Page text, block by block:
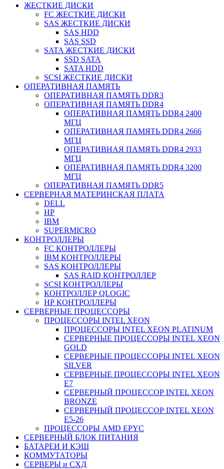
ЖЕСТКИЕ ДИСКИ
FC ЖЕСТКИЕ ДИСКИ
SAS ЖЕСТКИЕ ДИСКИ
SAS HDD
SAS SSD
SATA ЖЕСТКИЕ ДИСКИ
SSD SATA
SATA HDD
SCSI ЖЕСТКИЕ ДИСКИ
ОПЕРАТИВНАЯ ПАМЯТЬ
ОПЕРАТИВНАЯ ПАМЯТЬ DDR3
ОПЕРАТИВНАЯ ПАМЯТЬ DDR4
ОПЕРАТИВНАЯ ПАМЯТЬ DDR4 2400
МГЦ
ОПЕРАТИВНАЯ ПАМЯТЬ DDR4 2666
МГЦ
ОПЕРАТИВНАЯ ПАМЯТЬ DDR4 2933
МГЦ
ОПЕРАТИВНАЯ ПАМЯТЬ DDR4 3200
МГЦ
ОПЕРАТИВНАЯ ПАМЯТЬ DDR5
СЕРВЕРНАЯ МАТЕРИНСКАЯ ПЛАТА
DELL
HP
IBM
SUPERMICRO
КОНТРОЛЛЕРЫ
FC КОНТРОЛЛЕРЫ
IBM КОНТРОЛЛЕРЫ
SAS КОНТРОЛЛЕРЫ
SAS RAID КОНТРОЛЛЕР
SCSI КОНТРОЛЛЕРЫ
КОНТРОЛЛЕР QLOGIC
НР КОНТРОЛЛЕРЫ
СЕРВЕРНЫЕ ПРОЦЕССОРЫ
ПРОЦЕССОРЫ INTEL XEON
ПРОЦЕССОРЫ INTEL XEON PLATINUM
СЕРВЕРНЫЕ ПРОЦЕССОРЫ INTEL XEON
GOLD
СЕРВЕРНЫЕ ПРОЦЕССОРЫ INTEL XEON
SILVER
СЕРВЕРНЫЕ ПРОЦЕССОРЫ INTEL XEON
Е7
СЕРВЕРНЫЙ ПРОЦЕССОР INTEL XEON
BRONZE
СЕРВЕРНЫЙ ПРОЦЕССОР INTEL XEON
Е5-26
ПРОЦЕССОРЫ AMD EPYC
СЕРВЕРНЫЙ БЛОК ПИТАНИЯ
БАТАРЕИ И КЭШ
КОММУТАТОРЫ
СЕРВЕРЫ и СХД